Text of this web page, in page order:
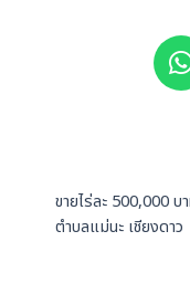
W
ขายไร่ละ 500,000 บ
ตำบลแม่นะ เชียงดาว